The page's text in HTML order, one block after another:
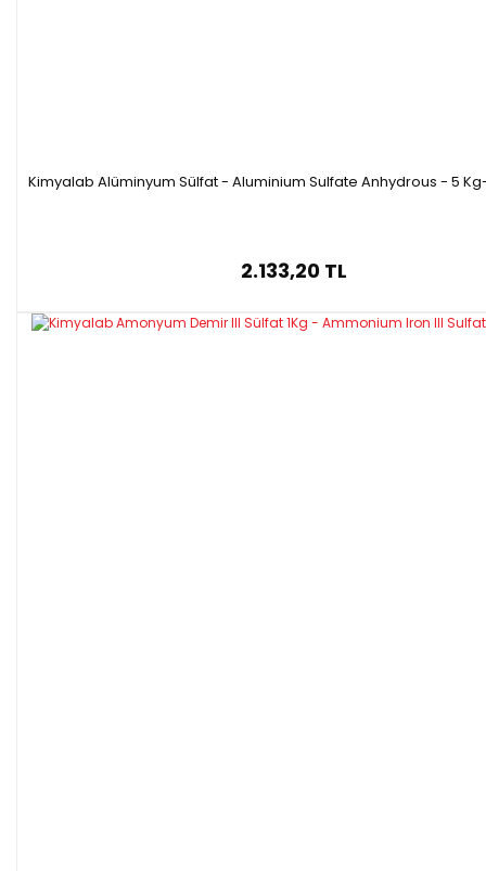
Kimyalab Alüminyum Sülfat - Aluminium Sulfate Anhydrous - 5
2.133,20 TL